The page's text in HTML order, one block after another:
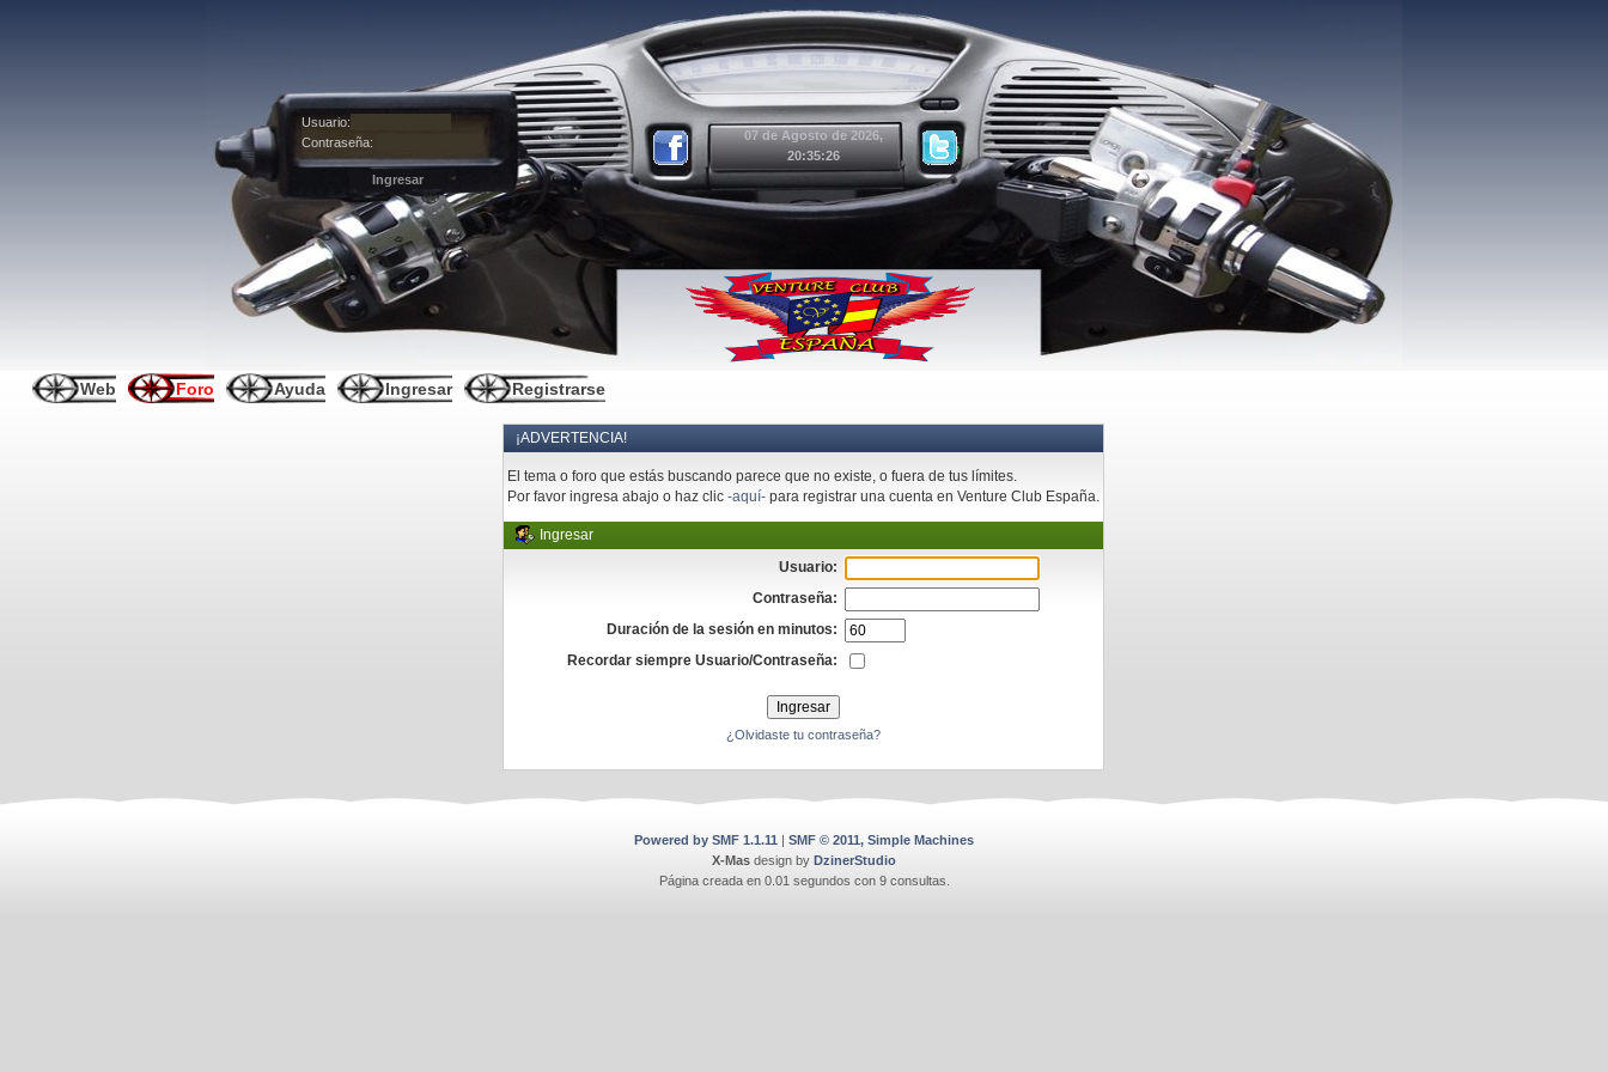
07 de Agosto de 2026,
20:35:26
Usuario:
Contraseña:
Web Foro Ayuda Ingresar Registrarse
¡ADVERTENCIA!
El tema o foro que estás buscando parece que no existe, o fuera de tus límites.
Por favor ingresa abajo o haz clic-aquí- para registrar una cuenta en Venture Club España.
Ingresar
Usuario:
Contraseña:
Duración de la sesión en minutos:
Recordar siempre Usuario/Contraseña:
¿Olvidaste tu contraseña?
Powered by SMF 1.1.11 | SMF © 2011, Simple Machines
X-Mas design by DzinerStudio
Página creada en 0.01 segundos con 9 consultas.